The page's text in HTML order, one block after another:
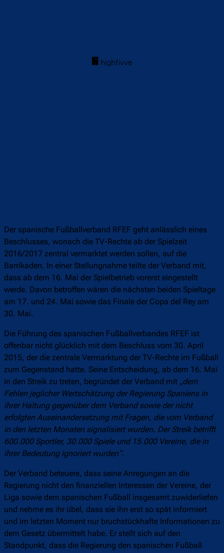
Der spanische Fußballverband RFEF geht anlässlich eines
Beschlusses, wonach die TV-Rechte ab der Spielzeit
2016/2017 zentral vermarktet werden sollen, auf die
Barrikaden. In einer Stellungnahme teilte der Verband mit,
dass ab dem 16. Mai der Spielbetrieb vorerst eingestellt
werde. Davon betroffen wären die nächsten beiden Spieltage
am 17. und 24. Mai sowie das Finale der Copa del Rey am
30. Mai.
Die Führung des spanischen Fußballverbandes RFEF ist
offenbar nicht glücklich mit dem Beschluss vom 30. April
2015, der die zentrale Vermarktung der TV-Rechte im Fußball
zum Gegenstand hatte. Seine Entscheidung, ab dem 16. Mai
in den Streik zu treten, begründet der Verband mit „dem
Fehlen jeglicher Wertschätzung der Regierung Spaniens in
ihrer Haltung gegenüber dem Verband sowie der nicht
erfolgten Auseinandersetzung mit Fragen, die vom Verband
in den letzten Monaten signalisiert wurden. Der Streik betrifft
600.000 Sportler, 30.000 Spiele und 15.000 Vereine, die in
ihrer Bedeutung ignoriert wurden“.
Der Verband beteuere, dass seine Anregungen an die
Regierung nicht den finanziellen Interessen der Vereine, der
Liga sowie dem spanischen Fußball insgesamt zuwiderliefen
und nehme es ihr übel, dass sie ihn erst so spät informiert
und im letzten Moment nur bruchstückhafte Informationen zu
dem Gesetz übermittelt habe. Er stellt sich auf den
Standpunkt, dass die Regierung den spanischen Fußball